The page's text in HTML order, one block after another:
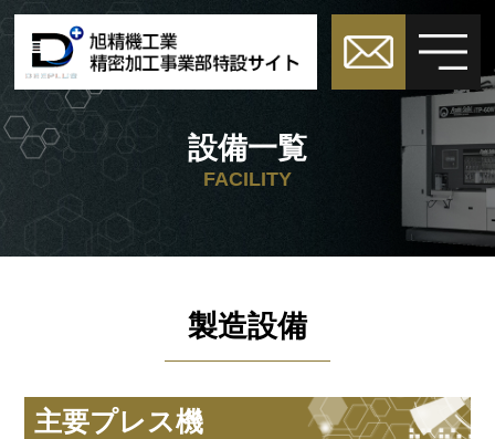
設備一覧
FACILITY
製造設備
主要プレス機